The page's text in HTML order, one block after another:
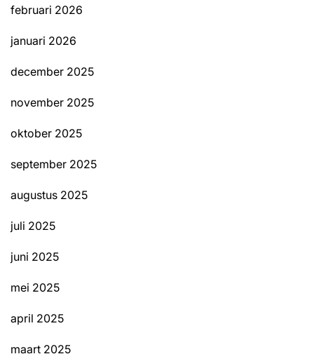
februari 2026
januari 2026
december 2025
november 2025
oktober 2025
september 2025
augustus 2025
juli 2025
juni 2025
mei 2025
april 2025
maart 2025